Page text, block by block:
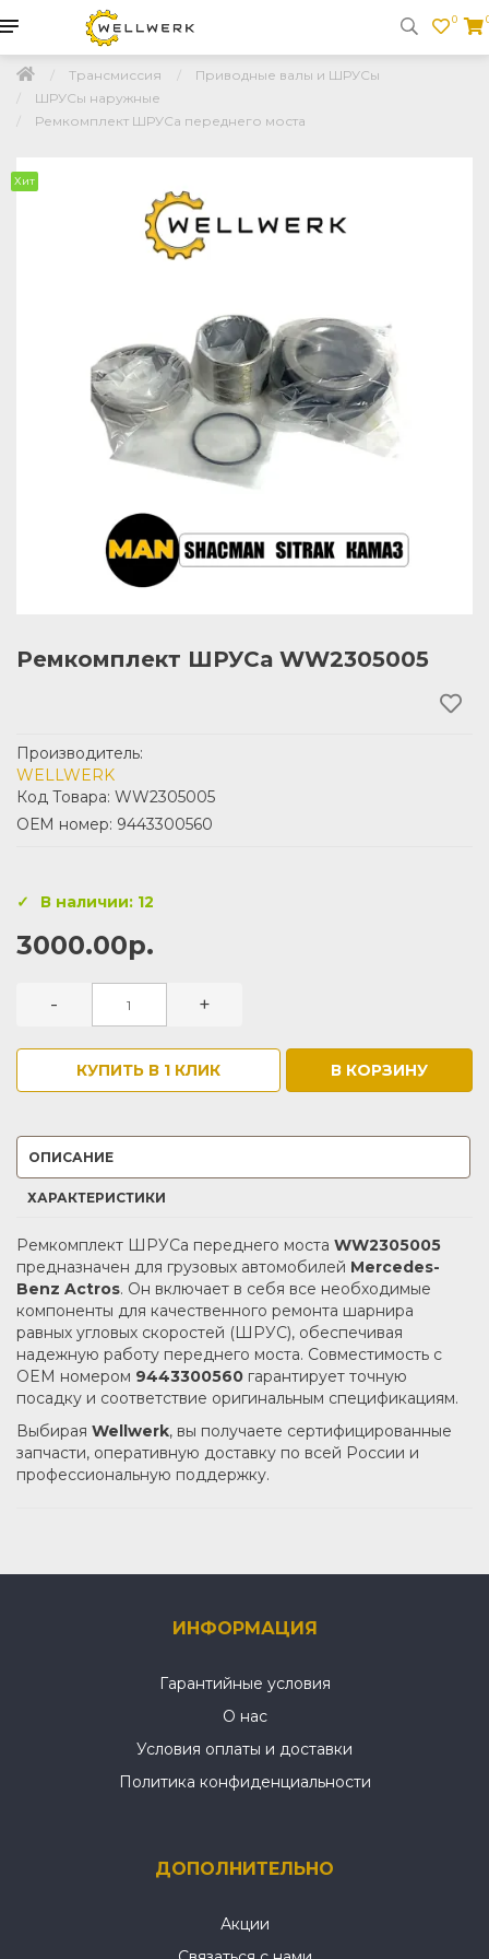
0
Трансмиссия
Приводные валы и ШРУСы
ШРУСы наружные
Ремкомплект ШРУСа переднего моста
Хит
Ремкомплект ШРУСа WW2305005
Производитель:
WELLWERK
Код Товара: WW2305005
ОЕМ номер: 9443300560
В наличии: 12
3000.00р.
- +
КУПИТЬ В 1 КЛИК В КОРЗИНУ
ОПИСАНИЕ
ХАРАКТЕРИСТИКИ
Ремкомплект ШРУСа переднего моста WW2305005
предназначен для грузовых автомобилей Mercedes-
Benz Actros. Он включает в себя все необходимые
компоненты для качественного ремонта шарнира
равных угловых скоростей (ШРУС), обеспечивая
надежную работу переднего моста. Совместимость с
OEM номером 9443300560 гарантирует точную
посадку и соответствие оригинальным спецификациям.
Выбирая Wellwerk, вы получаете сертифицированные
запчасти, оперативную доставку по всей России и
профессиональную поддержку.
ИНФОРМАЦИЯ
Гарантийные условия
О нас
Условия оплаты и доставки
Политика конфиденциальности
ДОПОЛНИТЕЛЬНО
Акции